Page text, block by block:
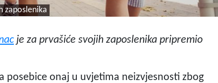
zaposlenika
je za prvašiće svojih zaposlenika pripremio
posebice onaj u uvjetima neizvjesnosti zbog